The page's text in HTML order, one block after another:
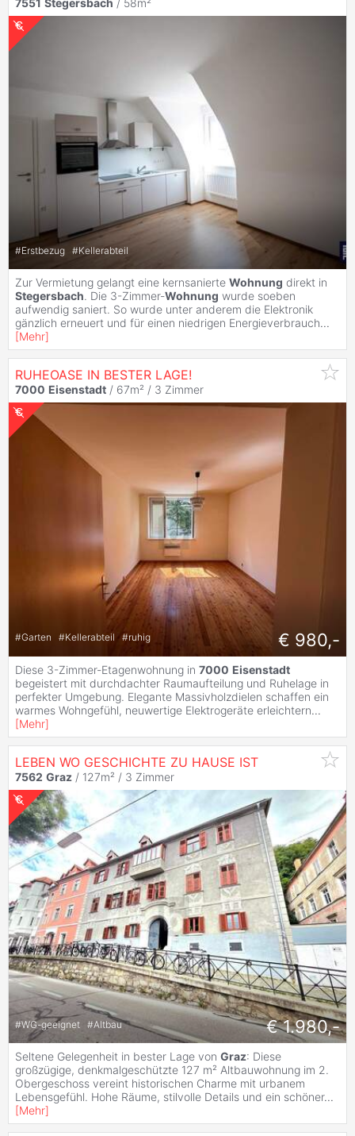
#Erstbezug #Kellerabteil
Zur Vermietung gelangt eine kernsanierte Wohnung direkt in
Stegersbach. Die 3-Zimmer-Wohnung wurde soeben
aufwendig saniert. So wurde unter anderem die Elektronik
gänzlich erneuert und für einen niedrigen Energieverbrauch...
[Mehr]
RUHEOASE IN BESTER LAGE!
7000 Eisenstadt / 67m² / 3 Zimmer
#Garten #Kellerabteil #ruhig € 980,-
Diese 3-Zimmer-Etagenwohnung in 7000 Eisenstadt
begeistert mit durchdachter Raumaufteilung und Ruhelage in
perfekter Umgebung. Elegante Massivholzdielen schaffen ein
warmes Wohngefühl, neuwertige Elektrogeräte erleichtern...
[Mehr]
LEBEN WO GESCHICHTE ZU HAUSE IST
7562 Graz / 127m² / 3 Zimmer
#WG-geeignet #Altbau € 1.980,-
Seltene Gelegenheit in bester Lage von Graz: Diese
großzügige, denkmalgeschützte 127 m² Altbauwohnung im 2.
Obergeschoss vereint historischen Charme mit urbanem
Lebensgefühl. Hohe Räume, stilvolle Details und ein schöner...
[Mehr]